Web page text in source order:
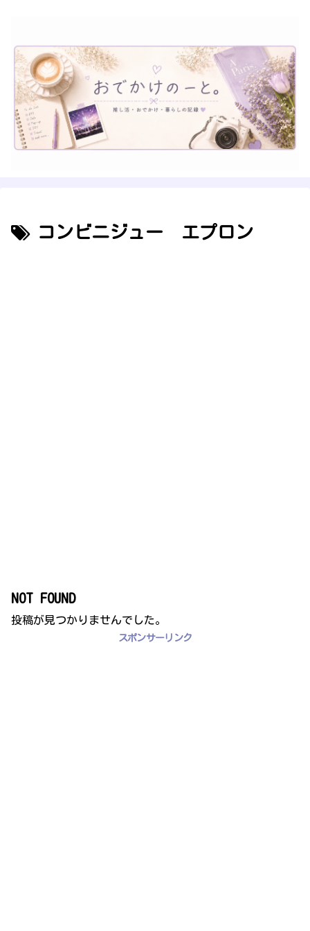
コンビニジュー エプロン
NOT FOUND
投稿が見つかりませんでした。
スポンサーリンク